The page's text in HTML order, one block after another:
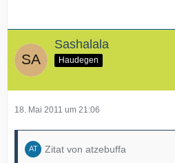
Sashalala
Haudegen
18. Mai 2011 um 21:06
Zitat von atzebuffa